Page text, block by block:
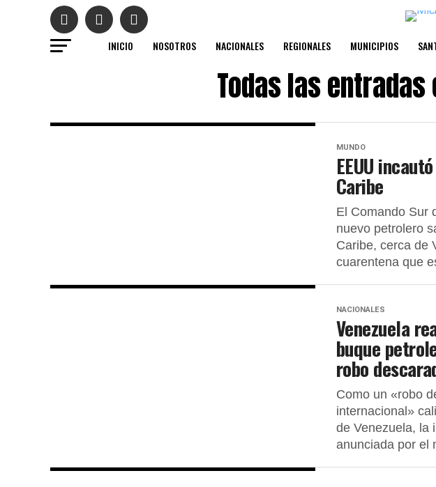
INICIO NOSOTROS NACIONALES REGIONALES MUNICIPIOS
Todas las
MUNDO
EEUU
Caribe
El Comando Sur
nuevo petrolero
Caribe, cerca de
cuarentena que
NACIONALES
Venezuela
buque
robo
Como un «robo
internacional»
de Venezuela, la
anunciada por el